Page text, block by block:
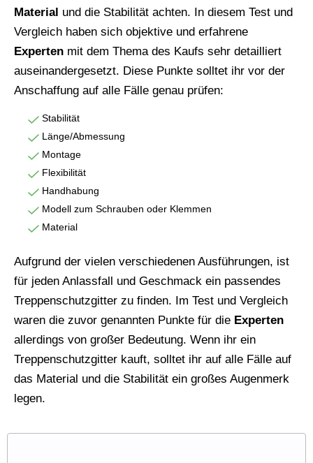
Material und die Stabilität achten. In diesem Test und
Vergleich haben sich objektive und erfahrene
Experten mit dem Thema des Kaufs sehr detailliert
auseinandergesetzt. Diese Punkte solltet ihr vor der
Anschaffung auf alle Fälle genau prüfen:
Stabilität
Länge/Abmessung
Montage
Flexibilität
Handhabung
Modell zum Schrauben oder Klemmen
Material
Aufgrund der vielen verschiedenen Ausführungen, ist
für jeden Anlassfall und Geschmack ein passendes
Treppenschutzgitter zu finden. Im Test und Vergleich
waren die zuvor genannten Punkte für die Experten
allerdings von großer Bedeutung. Wenn ihr ein
Treppenschutzgitter kauft, solltet ihr auf alle Fälle auf
das Material und die Stabilität ein großes Augenmerk
legen.